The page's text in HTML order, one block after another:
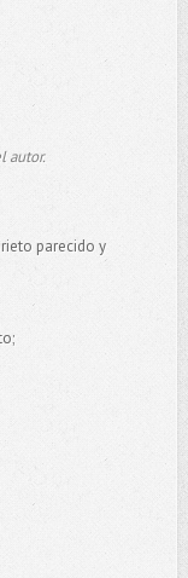
autor.
parecido y